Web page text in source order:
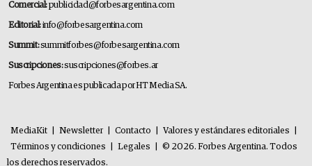
Comercial:publicidad@forbesargentina.com
Editorial:info@forbesargentina.com
Summit:summitforbes@forbesargentina.com
Suscripciones:suscripciones@forbes.ar
Forbes Argentina es publicada por HT Media SA.
MediaKit Newsletter Contacto Valores y estándares editoriales
Términos y condiciones
Legales
© 2026. Forbes Argentina. Todos
los derechos reservados.